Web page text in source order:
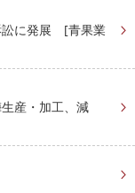
訟に発展 [青果業
産・加工、減